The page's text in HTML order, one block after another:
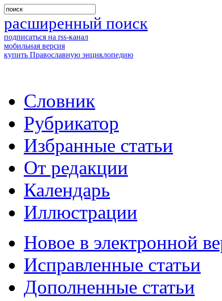
расширенный поиск
подписаться на rss-канал
мобильная версия
купить Православную энциклопедию
Словник
Рубрикатор
Избранные статьи
От редакции
Календарь
Иллюстрации
Новое в электронной
Исправленные статьи
Дополненные статьи